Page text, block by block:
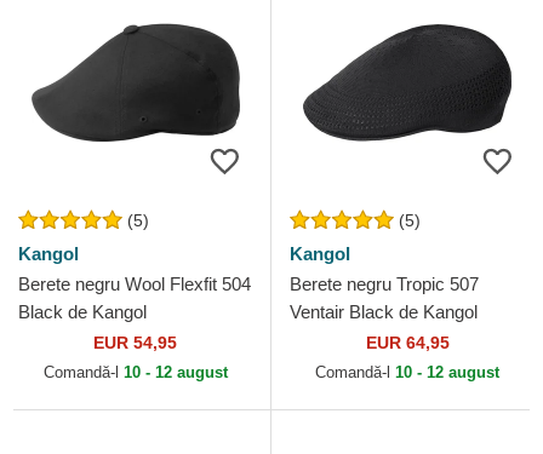
(5)
Kangol
Berete negru Wool Flexfit 504
Black de Kangol
EUR 54,95
Comandă-l 10 - 12 august
(5)
Kangol
Berete negru Tropic 507
Ventair Black de Kangol
EUR 64,95
Comandă-l 10 - 12 august